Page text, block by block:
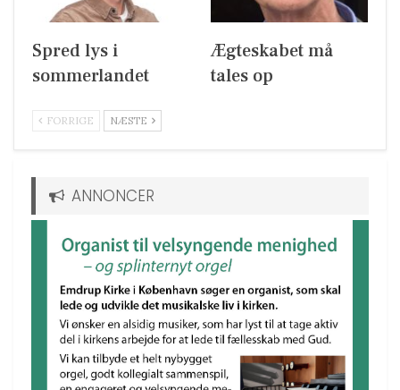
Spred lys i
sommerlandet
Ægteskabet må
tales op
FORRIGE NÆSTE
ANNONCER